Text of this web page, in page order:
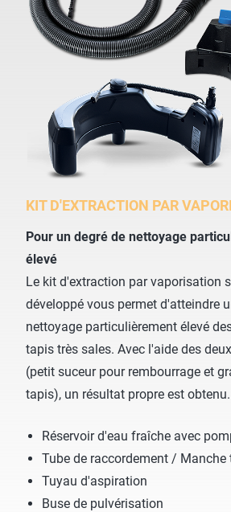
KIT D'EXTRACTION PAR
Pour un degré de nettoyage
élevé
Le kit d'extraction par vaporisation
développé vous permet d'atteindre
nettoyage particulièrement élevé
tapis très sales. Avec l'aide des
(petit suceur pour rembourrage et
tapis), un résultat propre est obtenu.
Réservoir d'eau fraîche avec
Tube de raccordement / Manche
Tuyau d'aspiration
Buse de pulvérisation